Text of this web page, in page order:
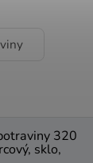
320
sklo,